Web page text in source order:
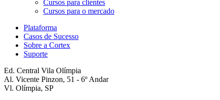
Cursos para clientes
Cursos para o mercado
Plataforma
Casos de Sucesso
Sobre a Cortex
Suporte
Ed. Central Vila Olímpia
Al. Vicente Pinzon, 51 - 6º Andar
Vl. Olímpia, SP